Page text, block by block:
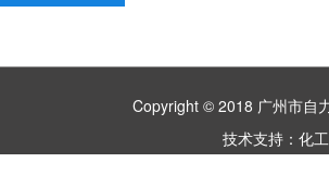
Copyright © 2018 广州市
技术支持： 化